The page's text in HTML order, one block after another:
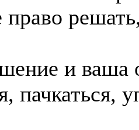
и ваша
пачкаться,